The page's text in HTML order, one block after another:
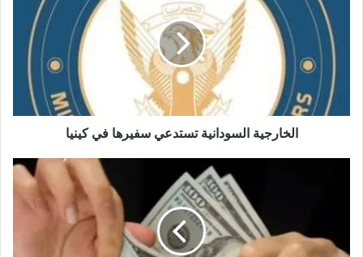
تستدعي
سفيرها
الخارجية السودانية تستدعي سفيرها في كينيا